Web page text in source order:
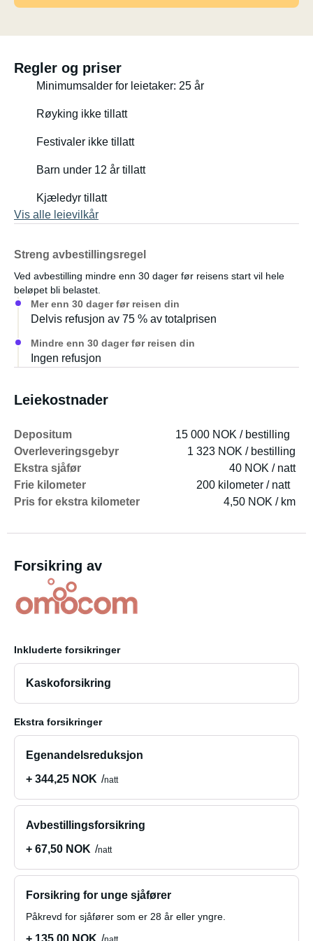
-Nye sommerdekk 12/22
-Mange 230v uttak
-Elektrisk stigtrinn
-ryggekamera med sladrespeil funksjon
-Navigasjon
- Diverse camping utstyr følger med som strømkabel ,
nivåklosser , støttebein osv ..
Stort og romslig bad med toalett, dusj og vask.
Regler og priser
Minimumsalder for leietaker: 25 år
Røyking ikke tillatt
Festivaler ikke tillatt
Barn under 12 år tillatt
Kjæledyr tillatt
Vis alle leievilkår
Streng avbestillingsregel
Ved avbestilling mindre enn 30 dager før reisens start vil hele
beløpet bli belastet.
Mer enn 30 dager før reisen din
Delvis refusjon av 75 % av totalprisen
Mindre enn 30 dager før reisen din
Ingen refusjon
Leiekostnader
Depositum
15 000 NOK / bestilling
Overleveringsgebyr
1 323 NOK / bestilling
Ekstra sjåfør
40 NOK / natt
Frie kilometer
200 kilometer / natt
Pris for ekstra kilometer
4,50 NOK / km
Forsikring av
Inkluderte forsikringer
Kaskoforsikring
Ekstra forsikringer
Egenandelsreduksjon
+ 344,25 NOK
natt
Avbestillingsforsikring
+ 67,50 NOK
natt
Forsikring for unge sjåfører
Påkrevd for sjåfører som er 28 år eller yngre.
+ 135,00 NOK